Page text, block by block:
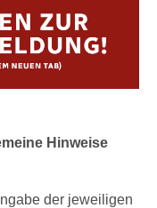
Hinweise
der jeweiligen